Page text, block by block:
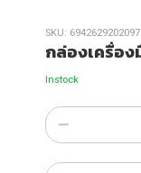
SKU: 6942629202097
กล่องเครื่อง
Instock